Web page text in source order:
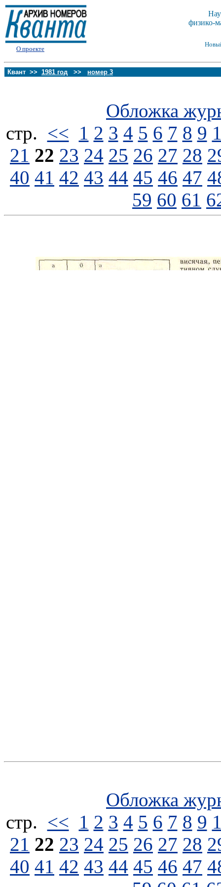
О проекте
физико-
Квант >> 1981 год >> номер 3
Обложка
стp. << 1 2 3 4 5 6 7 8 9
21 22 23 24 25 26 27 28
40 41 42 43 44 45 46 47
59 60 61
Обложка
стp. << 1 2 3 4 5 6 7 8 9
21 22 23 24 25 26 27 28
40 41 42 43 44 45 46 47